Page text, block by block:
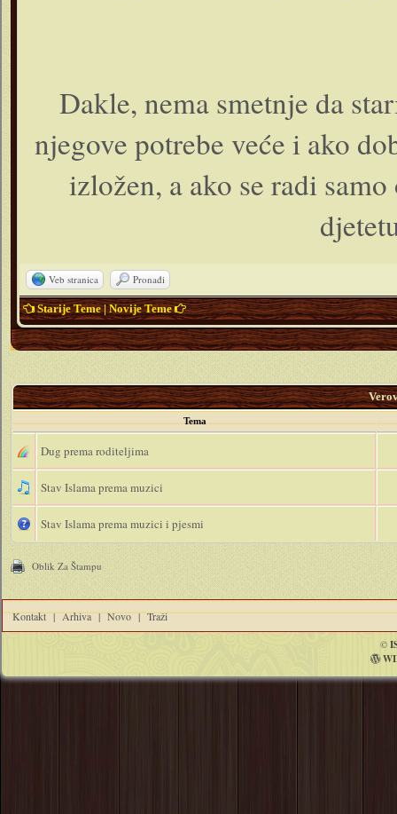
Dakle, nema smetnje da
njegove potrebe veće i ako
izložen, a ako se radi
Veb stranica Pronađi
Starije Teme|Novije Teme
Tema
Dug prema roditeljima
Stav Islama prema muzici
Stav Islama prema muzici i pjesmi
Oblik Za Štampu
Kontakt | Arhiva | Novo | Traži
©